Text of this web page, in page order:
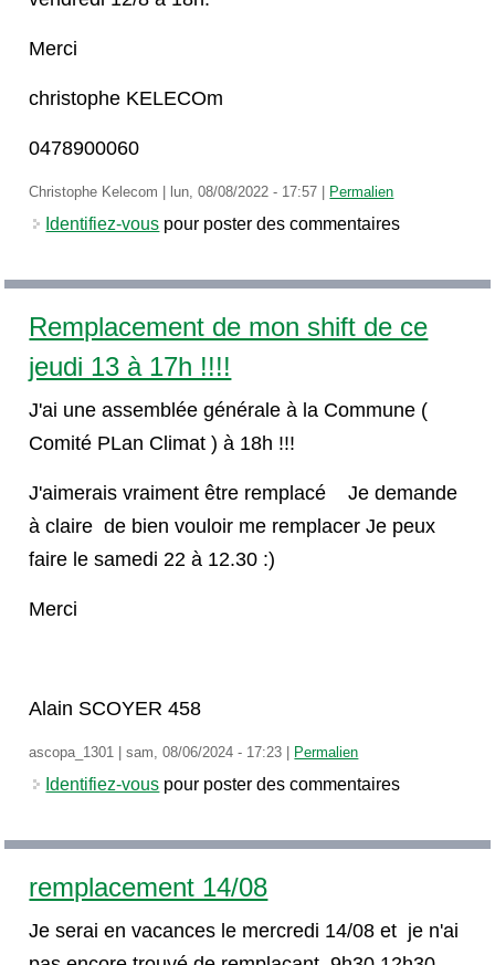
Merci
christophe KELECOm
0478900060
Christophe Kelecom lun, 08/08/2022 - 17:57 Permalien
Identifiez-vous pour poster des commentaires
Remplacement de mon shift de ce
jeudi 13 à 17h !!!!
J'ai une assemblée générale à la Commune (
Comité PLan Climat ) à 18h !!!
J'aimerais vraiment être remplacé Je demande
à claire de bien vouloir me remplacer Je peux
faire le samedi 22 à 12.30 :)
Merci
Alain SCOYER 458
ascopa_1301 |sam, 08/06/2024 - 17:23 Permalien
Identifiez-vous pour poster des commentaires
remplacement 14/08
Je serai en vacances le mercredi 14/08 et je n'ai